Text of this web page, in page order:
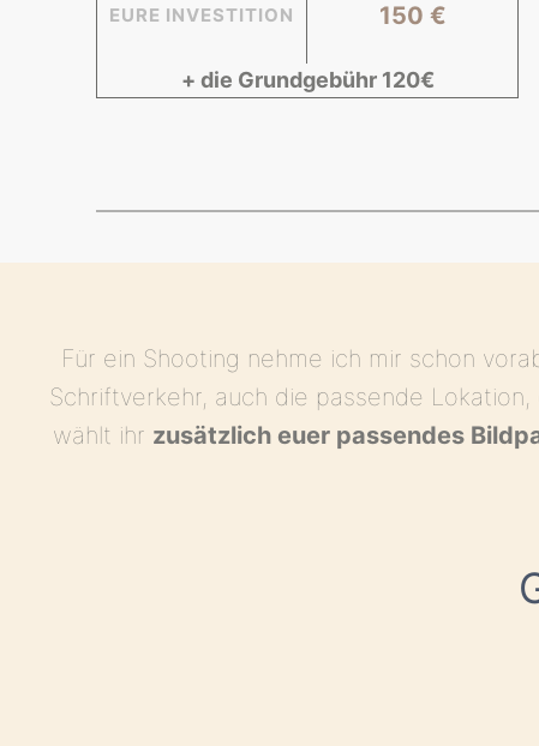
EURE INVESTITION 150 €
+ die Grundgebühr 120€
Für ein Shooting nehme ich mir schon
Schriftverkehr, auch die passende
wählt ihr zusätzlich euer passendes